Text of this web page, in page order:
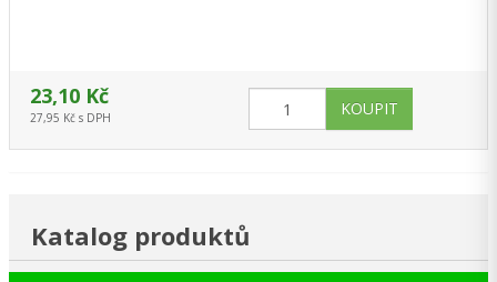
23,10 Kč
27,95 Kč s DPH
Katalog produktů